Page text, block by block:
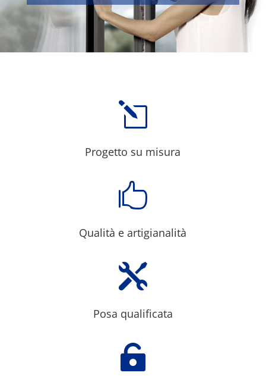
l
Progetto su misura

Qualità e artigianalità

Posa qualificata
